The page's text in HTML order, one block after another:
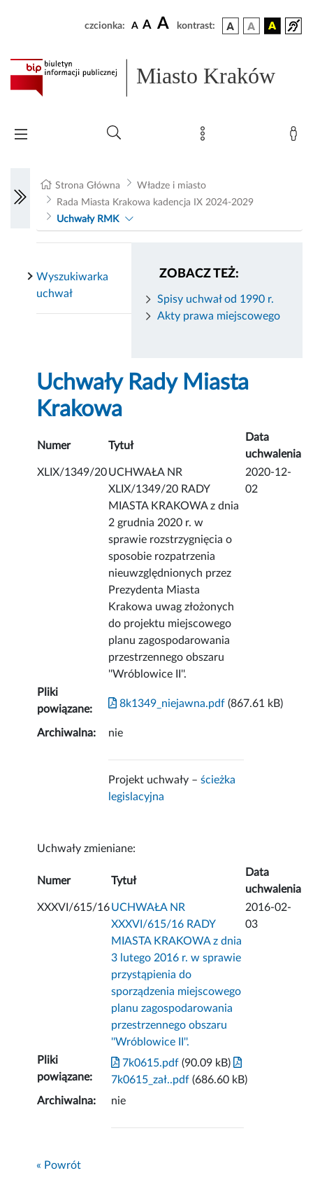
czcionka: A A A kontrast:
Miasto Kraków
Strona Główna
Władze i miasto
Rada Miasta Krakowa kadencja IX 2024-2029
Uchwały RMK
ZOBACZ TEŻ:
Spisy uchwał od 1990 r.
Akty prawa miejscowego
Wyszukiwarka
uchwał
Uchwały Rady Miasta
Krakowa
Numer Tytuł
Data
uchwalenia
XLIX/1349/20UCHWAŁA NR
XLIX/1349/20 RADY
MIASTA KRAKOWA z dnia
2 grudnia 2020 r. w
sprawie rozstrzygnięcia o
sposobie rozpatrzenia
nieuwzględnionych przez
Prezydenta Miasta
Krakowa uwag złożonych
do projektu miejscowego
planu zagospodarowania
przestrzennego obszaru
''Wróblowice II''.
2020-12-
02
Pliki
powiązane:
8k1349_niejawna.pdf (867.61 kB)
Archiwalna: nie
Projekt uchwały –ścieżka
legislacyjna
Uchwały zmieniane:
Numer Tytuł
Data
uchwalenia
XXXVI/615/16UCHWAŁA NR
XXXVI/615/16 RADY
MIASTA KRAKOWA z dnia
3 lutego 2016 r. w sprawie
przystąpienia do
sporządzenia miejscowego
planu zagospodarowania
przestrzennego obszaru
''Wróblowice II''.
2016-02-
03
Pliki
powiązane:
7k0615.pdf (90.09 kB)
7k0615_zał..pdf (686.60 kB)
Archiwalna:
nie
« Powrót